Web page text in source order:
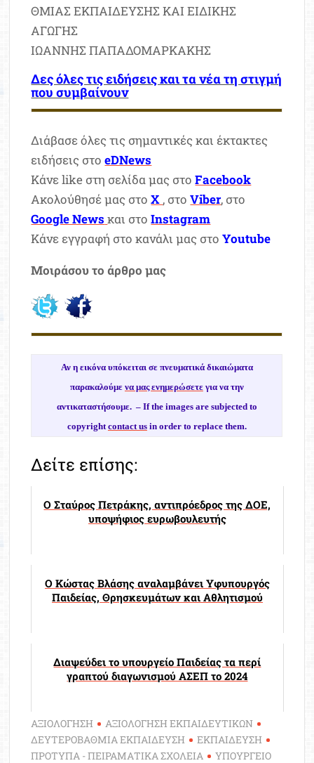
ΘΜΙΑΣ ΕΚΠΑΙΔΕΥΣΗΣ ΚΑΙ ΕΙΔΙΚΗΣ
ΑΓΩΓΗΣ
ΙΩΑΝΝΗΣ ΠΑΠΑΔΟΜΑΡΚΑΚΗΣ
Δες όλες τις ειδήσεις και τα νέα τη στιγμή
που συμβαίνουν
Διάβασε όλες τις σημαντικές και έκτακτες
ειδήσεις στοeDNews
Κάνε like στη σελίδα μας στοFacebook
Ακολούθησέ μας στοX , στοViber, στο
Google News και στοInstagram
Κάνε εγγραφή στο κανάλι μας στοYoutube
Μοιράσου το άρθρο μας
Αν η εικόνα υπόκειται σε πνευματικά δικαιώματα
παρακαλούμε να μας ενημερώσετεγια να την
αντικαταστήσουμε. – If the images are subjected to
copyrightcontact usin order to replace them.
Δείτε επίσης:
Ο Σταύρος Πετράκης, αντιπρόεδρος της ΔΟΕ,
υποψήφιος ευρωβουλευτής
Ο Κώστας Βλάσης αναλαμβάνει Υφυπουργός
Παιδείας, Θρησκευμάτων και Αθλητισμού
Διαψεύδει το υπουργείο Παιδείας τα περί
γραπτού διαγωνισμού ΑΣΕΠ το 2024
ΑΞΙΟΛΟΓΗΣΗ
ΑΞΙΟΛΟΓΗΣΗ ΕΚΠΑΙΔΕΥΤΙΚΩΝ
ΔΕΥΤΕΡΟΒΑΘΜΙΑ ΕΚΠΑΙΔΕΥΣΗ
ΕΚΠΑΙΔΕΥΣΗ
ΠΡΟΤΥΠΑ - ΠΕΙΡΑΜΑΤΙΚΑ ΣΧΟΛΕΙΑ
ΥΠΟΥΡΓΕΙΟ